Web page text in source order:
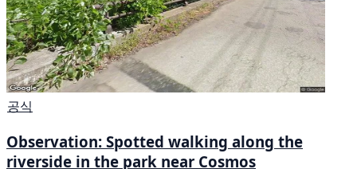
공식
Observation: Spotted walking along the
riverside in the park near Cosmos